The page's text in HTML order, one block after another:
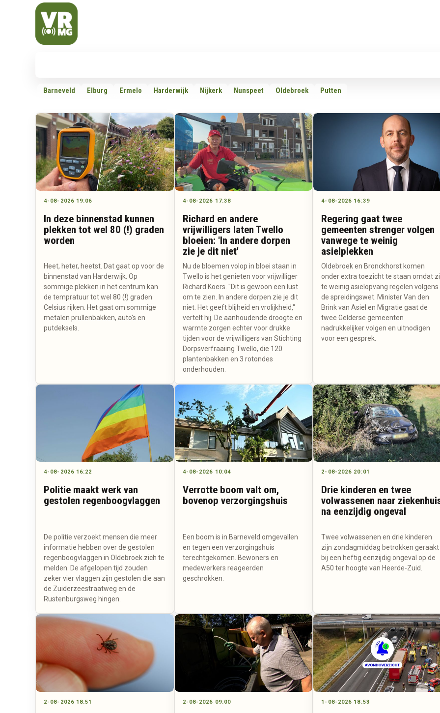
Veluwe Randmeer Mediagroep
VRMG, de omroep voor de Noord-West Veluwe
Barneveld Elburg Ermelo Harderwijk Nijkerk Nunspeet Oldebroek Putten
4-08-2026 19:06
In deze binnenstad kunnen
plekken tot wel 80 (!) graden
worden
Heet, heter, heetst. Dat gaat op voor de
binnenstad van Harderwijk. Op
sommige plekken in het centrum kan
de tempratuur tot wel 80 (!) graden
Celsius rijken. Het gaat om sommige
metalen prullenbakken, auto's en
putdeksels.
4-08-2026 17:38
Richard en andere
vrijwilligers laten Twello
bloeien: 'In andere dorpen
zie je dit niet'
Nu de bloemen volop in bloei staan in
Twello is het genieten voor vrijwilliger
Richard Koers. "Dit is gewoon een lust
om te zien. In andere dorpen zie je dit
niet. Het geeft blijheid en vrolijkheid,"
vertelt hij. De aanhoudende droogte en
warmte zorgen echter voor drukke
tijden voor de vrijwilligers van Stichting
Dorpsverfraaiing Twello, die 120
plantenbakken en 3 rotondes
onderhouden.
4-08-2026 16:39
Regering gaat twee
gemeenten strenger volgen
vanwege te weinig
asielplekken
Oldebroek en Bronckhorst komen
onder extra toezicht te staan omdat
te weinig asielopvang regelen volgens
de spreidingswet. Minister Van den
Brink van Asiel en Migratie gaat de
twee Gelderse gemeenten
nadrukkelijker volgen en uitnodigen
voor een gesprek.
4-08-2026 16:22
Politie maakt werk van
gestolen regenboogvlaggen
De politie verzoekt mensen die meer
informatie hebben over de gestolen
regenboogvlaggen in Oldebroek zich te
melden. De afgelopen tijd zouden
zeker vier vlaggen zijn gestolen die aan
de Zuiderzeestraatweg en de
Rustenburgsweg hingen.
4-08-2026 10:04
Verrotte boom valt om,
bovenop verzorgingshuis
Een boom is in Barneveld omgevallen
en tegen een verzorgingshuis
terechtgekomen. Bewoners en
medewerkers reageerden
geschrokken.
2-08-2026 20:01
Drie kinderen en twee
volwassenen naar
na eenzijdig ongeval
Twee volwassenen en drie kinderen
zijn zondagmiddag betrokken geraakt
bij een heftig eenzijdig ongeval op de
A50 ter hoogte van Heerde-Zuid.
2-08-2026 18:51 2-08-2026 09:00 1-08-2026 18:53